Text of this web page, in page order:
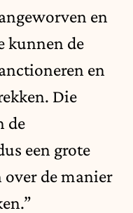
en
kunnen de
en
Die
de
een grote
over de manier